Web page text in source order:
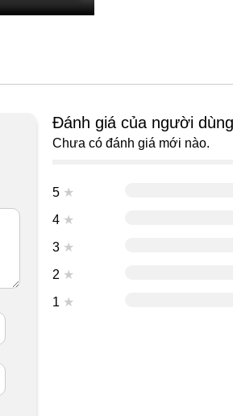
Đánh giá của người dùng
Chưa có đánh giá mới nào.
5 ★
4 ★
3 ★
2 ★
1 ★